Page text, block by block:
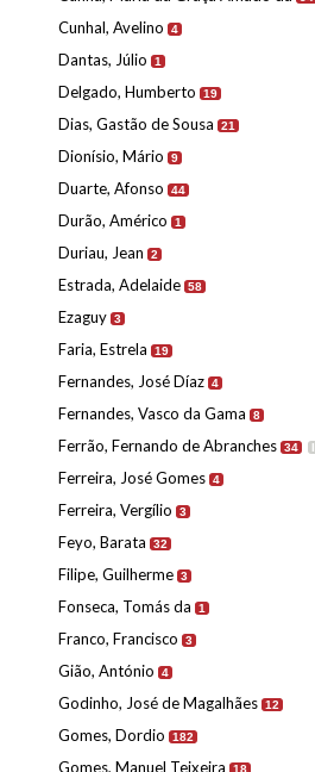
Cunhal, Avelino 4
Dantas, Júlio 1
Delgado, Humberto 19
Dias, Gastão de Sousa 21
Dionísio, Mário 9
Duarte, Afonso 44
Durão, Américo 1
Duriau, Jean 2
Estrada, Adelaide 58
Ezaguy 3
Faria, Estrela 19
Fernandes, José Díaz 4
Fernandes, Vasco da Gama 8
Ferrão, Fernando de Abranches 34 I
Ferreira, José Gomes 4
Ferreira, Vergílio 3
Feyo, Barata 32
Filipe, Guilherme 3
Fonseca, Tomás da 1
Franco, Francisco 3
Gião, António 4
Godinho, José de Magalhães 12
Gomes, Dordio 182
Gomes, Manuel Teixeira 18